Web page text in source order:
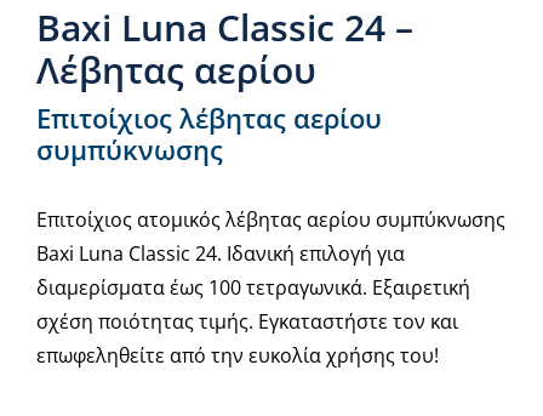
Baxi Luna Classic 24 –
Λέβητας αερίου
Επιτοίχιος λέβητας αερίου
συμπύκνωσης
Επιτοίχιος ατομικός λέβητας αερίου συμπύκνωσης
Baxi Luna Classic 24. Ιδανική επιλογή για
διαμερίσματα έως 100 τετραγωνικά. Εξαιρετική
σχέση ποιότητας τιμής. Εγκαταστήστε τον και
επωφεληθείτε από την ευκολία χρήσης του!